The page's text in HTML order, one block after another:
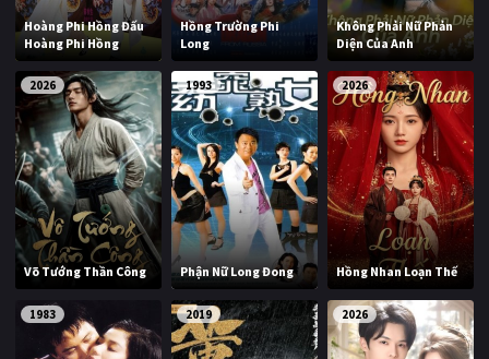
PHIM MỚI
PHIM BỘ
PHIM LẺ
PHIM CHIẾU RẠP
TUYỂN TẬP PHIM
BLOG
Hoàng Phi Hồng Đấu
Hoàng Phi Hồng
Hồng Trường Phi
Long
Không Phải Nữ Phản
Diện Của Anh
2026
Võ Tướng Thần Công
1993
Phận Nữ Long Đong
2026
Hồng Nhan Loạn Thế
1983 2019 2026